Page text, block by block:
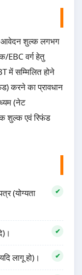
आवेदन शुल्क लगभग
EBC वर्ग हेतु
में सम्मिलित होने
करने का प्रावधान
(नेट
शुल्क एवं रिफंड
(योग्यता
लागू हो)।